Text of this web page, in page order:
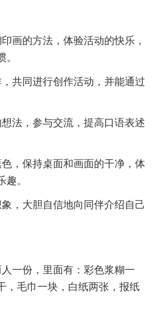
画的方法，体验活动的快乐，
共同进行创作活动，并能通过
法，参与交流，提高口语表述
，保持桌面和画面的干净，体
。
，大胆自信地向同伴介绍自己
一份，里面有：彩色浆糊一
，毛巾一块，白纸两张，报纸